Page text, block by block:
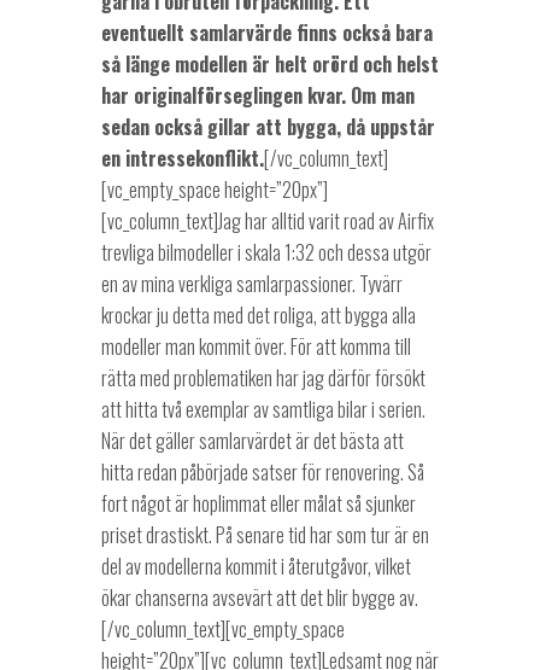
eventuellt samlarvärde finns också bara
så länge modellen är helt orörd och helst
har originalförseglingen kvar. Om man
sedan också gillar att bygga, då uppstår
en intressekonflikt.[/vc_column_text]
[vc_empty_space height=”20px”]
[vc_column_text]Jag har alltid varit road av Airfix
trevliga bilmodeller i skala 1:32 och dessa utgör
en av mina verkliga samlarpassioner. Tyvärr
krockar ju detta med det roliga, att bygga alla
modeller man kommit över. För att komma till
rätta med problematiken har jag därför försökt
att hitta två exemplar av samtliga bilar i serien.
När det gäller samlarvärdet är det bästa att
hitta redan påbörjade satser för renovering. Så
fort något är hoplimmat eller målat så sjunker
priset drastiskt. På senare tid har som tur är en
del av modellerna kommit i återutgåvor, vilket
ökar chanserna avsevärt att det blir bygge av.
[/vc_column_text][vc_empty_space
height=”20px”][vc_column_text]Ledsamt nog när